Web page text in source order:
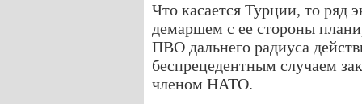
Что касается Турции, то ряд
демаршем с ее стороны
ПВО дальнего радиуса
беспрецедентным случаем
членом НАТО.